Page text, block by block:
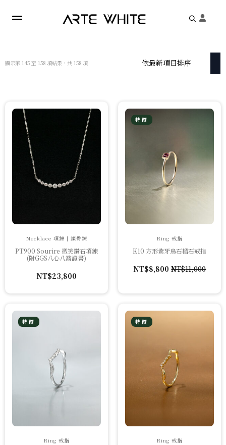
顯示第 145 至 158 項結果，共 158 項依
Necklace 項鍊 | 鎖骨鍊
PT900 Sourire 微笑鑽石項鍊
(附GGS八心八箭證書)
NT$23,800
特價
Ring 戒指
K10 方形紫牙烏石榴石戒指
NT$11,000
原
格：
NT$8,800 目
格：
特價
Ring 戒指
特價
Ring 戒指